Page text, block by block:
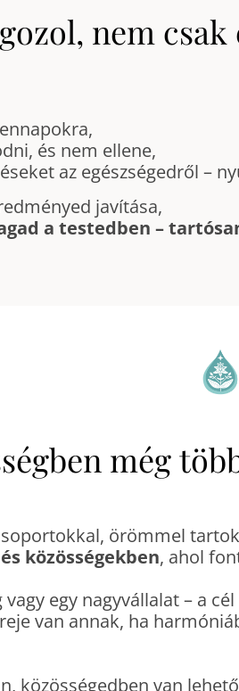
nem
és nem ellene,
az egészségedről –
javítása,
a testedben –
még
örömmel tartok
közösségekben, ahol
egy nagyvállalat – a
van annak, ha
közösségedben van